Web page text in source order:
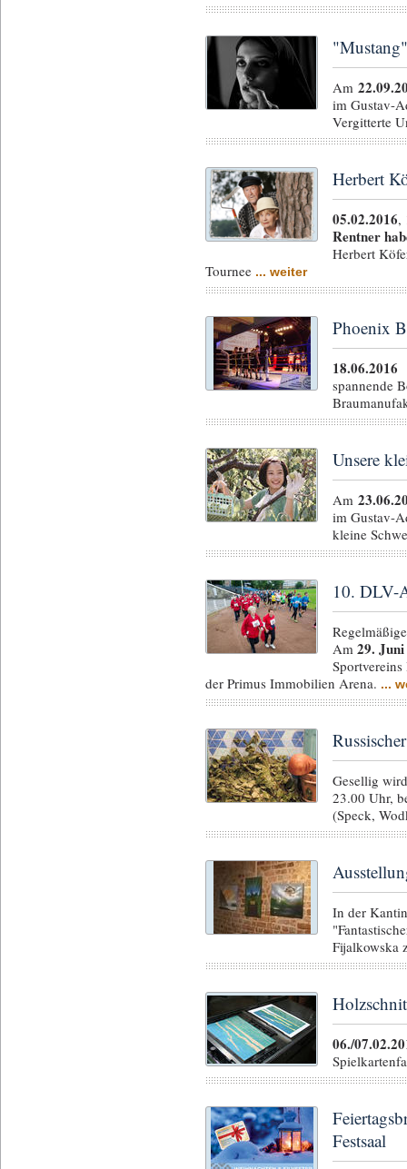
Am
im Gustav-
Vergitterte
Herbert
05.02.2016,
Rentner
Herbert
Tournee ... weiter
Phoenix
18.06.2016
spannende
Unsere
Am
im Gustav-
kleine
10. DLV-
Am 29. Juni
der Primus Immobilien Arena. ...
Gesellig
23.00 Uhr,
(Speck,
In der
Fijalkowska
06./
Festsaal